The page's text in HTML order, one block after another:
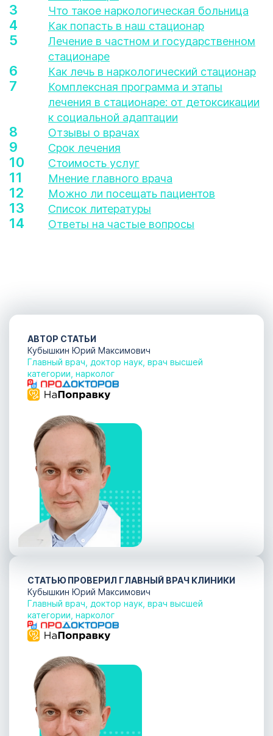
Что такое наркологическая больница
Как попасть в наш стационар
Лечение в частном и государственном
стационаре
Как лечь в наркологический стационар
Комплексная программа и этапы
лечения в стационаре: от детоксикации
к социальной адаптации
Отзывы о врачах
Срок лечения
Стоимость услуг
Мнение главного врача
Можно ли посещать пациентов
Список литературы
Ответы на частые вопросы
АВТОР СТАТЬИ
Кубышкин Юрий Максимович
Главный врач, доктор наук, врач высшей
категории, нарколог
СТАТЬЮ ПРОВЕРИЛ ГЛАВНЫЙ ВРАЧ КЛИНИКИ
Кубышкин Юрий Максимович
Главный врач, доктор наук, врач высшей
категории, нарколог